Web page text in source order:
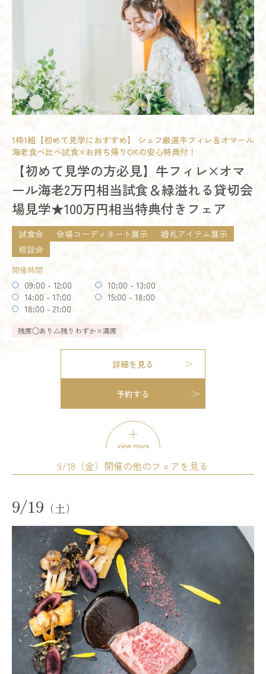
詳細を見る
予約する
残りわずか
模擬披露宴
試食会
婚礼アイテム展示
お得なご来館特典プレゼント
12:00 - 12:30
13:00 - 13:30
16:00 - 16:30
18:00 - 18:30
◯あり △残りわずか×満席
詳細を見る
予約する
試食会 会場コーディネート展示
婚礼アイテム展示
相談会
開催時間
17:00 - 20:00
残席◯あり △残りわずか×満席
詳細を見る
試食会 会場コーディネート展示
相談会
開催時間
11:00 - 14:00
14:00 - 17:00
17:00 - 20:00
残席◯あり△残りわずか×満席
詳細を見る
予約する
模擬挙式 模擬披露宴
試食会
会場コーディネート展示
婚礼アイテム展示
相談会
お得なご来館特典プレゼント
開催時間
09:00 - 12:00
10:00 - 13:00
14:00 - 17:00
15:00 - 16:00
18:00 - 21:00
残席◯あり
詳細を見る
予約する
試食会 会場コーディネート展示
婚礼アイテム展示
相談会
1枠1組【初めて見学におすすめ】 シェフ厳選牛フィレ＆オマール
海老食べ比べ試食×お持ち帰りOKの安心特典付！
【初めて見学の方必見】牛フィレ×オマ
ール海老2万円相当試食＆緑溢れる貸切会
場見学★100万円相当特典付きフェア
試食会 会場コーディネート展示
婚礼アイテム展示
相談会
開催時間
09:00 - 12:00
10:00 - 13:00
14:00 - 17:00
15:00 - 18:00
18:00 - 21:00
残席◯あり △残りわずか×満席
詳細を見る
予約する
9/18（金）開催の他のフェアを見る
9/19 （土）